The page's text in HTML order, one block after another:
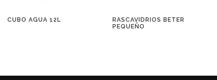
CUBO AGUA 12L
RASCAVIDRIOS BETER
PEQUEÑO